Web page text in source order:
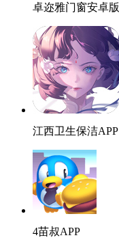
卓迩雅门窗安卓版
江西卫生保洁APP
4苗叔APP